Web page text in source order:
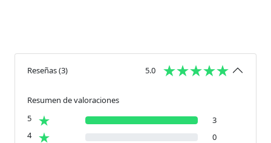
Reseñas(3) 5.0
Resumen de valoraciones
5
3
4
0